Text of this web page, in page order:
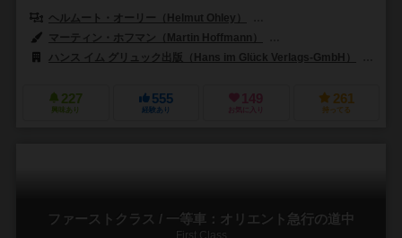
ヘルムート・オーリー（Helmut Ohley）
マーティン・ホフマン（Martin Hoffmann）
ハンス イム グリュック出版（Hans im Glück Verlags-GmbH）
227
興味あり
555
経験あり
149
お気に入り
261
持ってる
ファーストクラス / 一等車：オリエント急行の道中
First Class